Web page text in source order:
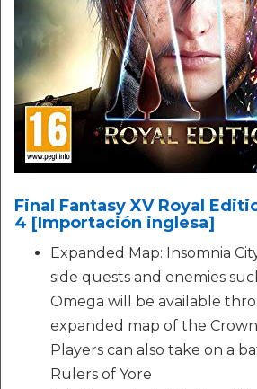
Final Fantasy XV Royal
4 [Importación inglesa]
Expanded Map: Insomnia
side quests and enemies
Omega will be available
expanded map of the
Players can also take on a
Rulers of Yore